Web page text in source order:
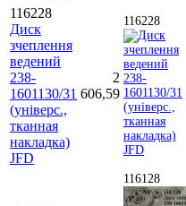
116228
Диск
зчеплення
ведений
238-
1601130/31
(універс.,
тканная
накладка)
JFD
2
606,59
116228
116128